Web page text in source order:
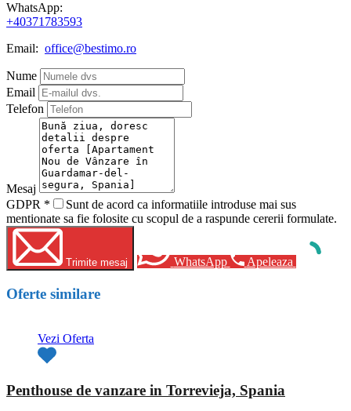
WhatsApp:
+40371783593
Email: office@bestimo.ro
Nume
Email
Telefon
Mesaj
GDPR *
Sunt de acord ca informatiile introduse mai sus
mentionate sa fie folosite cu scopul de a raspunde cererii formulate.
Trimite mesaj WhatsApp Apeleaza
Oferte similare
Vezi Oferta
Penthouse de vanzare in Torrevieja, Spania